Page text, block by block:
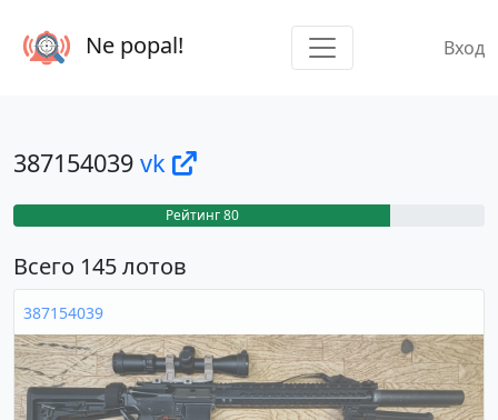
Ne popal! Вход
387154039 vk
Рейтинг 80
Всего 145 лотов
387154039